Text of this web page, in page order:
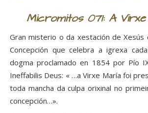
Micromitos 071: A
Gran misterio o da xestación de Xesús
Concepción que celebra a igrexa
dogma proclamado en 1854 por Pío
Ineffabilis Deus: « …a Virxe María foi
toda mancha da culpa orixinal no
concepción…».